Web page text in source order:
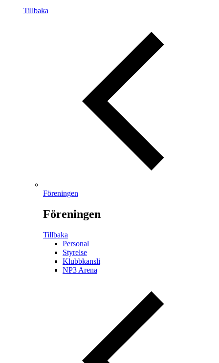
Tillbaka
Föreningen
Föreningen
Tillbaka
Personal
Styrelse
Klubbkansli
NP3 Arena